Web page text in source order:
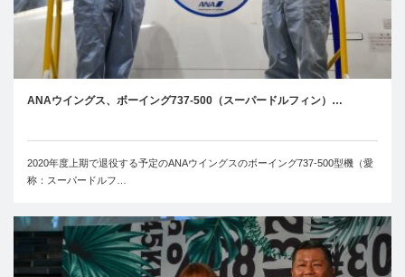
ANAウイングス、ボーイング737-500（スーパードルフィン）…
2020年度上期で退役する予定のANAウイングスのボーイング737-500型機（愛
称：スーパードルフ…